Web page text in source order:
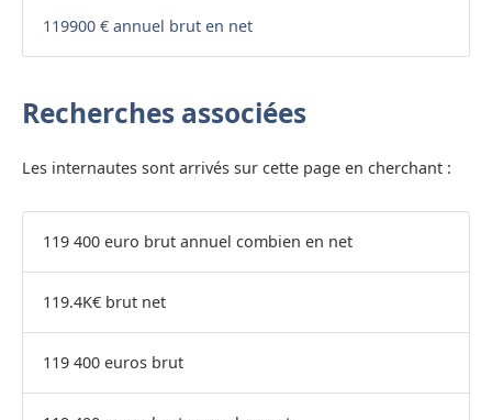
119900 € annuel brut en net
Recherches associées
Les internautes sont arrivés sur cette page en cherchant :
119 400 euro brut annuel combien en net
119.4K€ brut net
119 400 euros brut